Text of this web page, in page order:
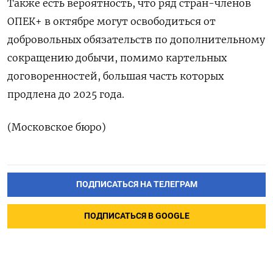
Также есть вероятность, что ряд стран-членов
ОПЕК+ в октябре могут освободиться от
добровольных обязательств по дополнительному
сокращению добычи, помимо картельных
договоренностей, большая часть которых
продлена до 2025 года.
(Московское бюро)
ПОДПИСАТЬСЯ НА ТЕЛЕГРАМ
ПОДПИСАТЬСЯ В GOOGLE